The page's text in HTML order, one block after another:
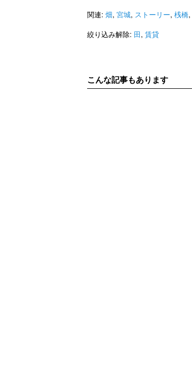
関連: 畑, 宮城, ストーリー, 桟橋,
絞り込み解除: 田, 賃貸
こんな記事もあります